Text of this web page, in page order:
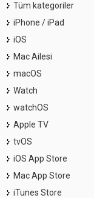
Tüm kategoriler
iPhone / iPad
iOS
Mac Ailesi
macOS
Watch
watchOS
Apple TV
tvOS
iOS App Store
Mac App Store
iTunes Store